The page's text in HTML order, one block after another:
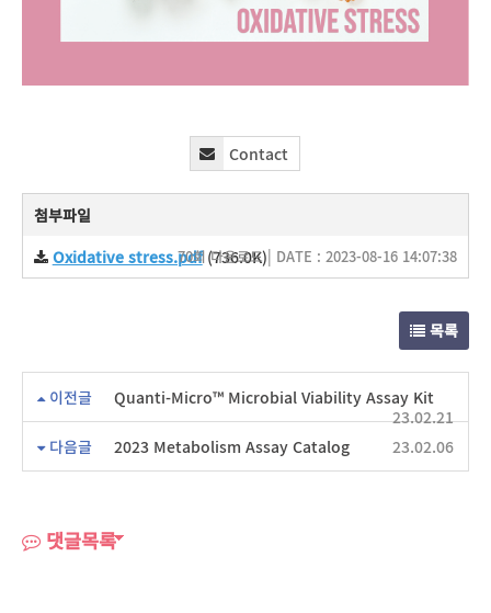
Contact
첨부파일
Oxidative stress.pdf(736.0K)
70회 다운로드 | DATE : 2023-08-16 14:07:38
목록
이전글
Quanti-Micro™ Microbial Viability Assay Kit
23.02.21
다음글
2023 Metabolism Assay Catalog 23.02.06
댓글목록